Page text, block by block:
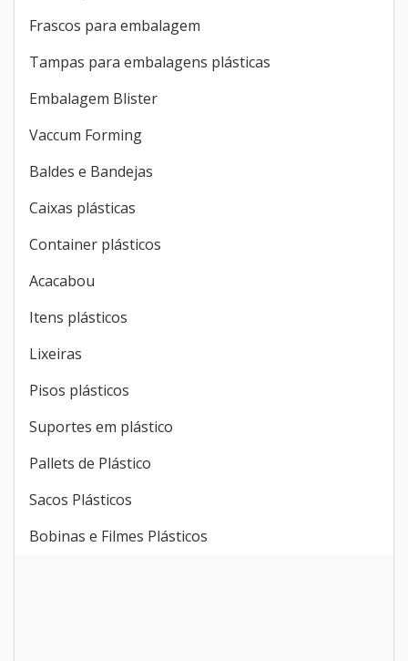
Frascos para embalagem
Tampas para embalagens plásticas
Embalagem Blister
Vaccum Forming
Baldes e Bandejas
Caixas plásticas
Container plásticos
Acacabou
Itens plásticos
Lixeiras
Pisos plásticos
Suportes em plástico
Pallets de Plástico
Sacos Plásticos
Bobinas e Filmes Plásticos